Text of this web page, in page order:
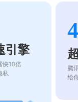
引擎
快10倍
私
腾
给